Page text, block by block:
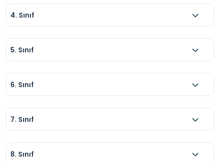
4. Sınıf
5. Sınıf
6. Sınıf
7. Sınıf
8. Sınıf